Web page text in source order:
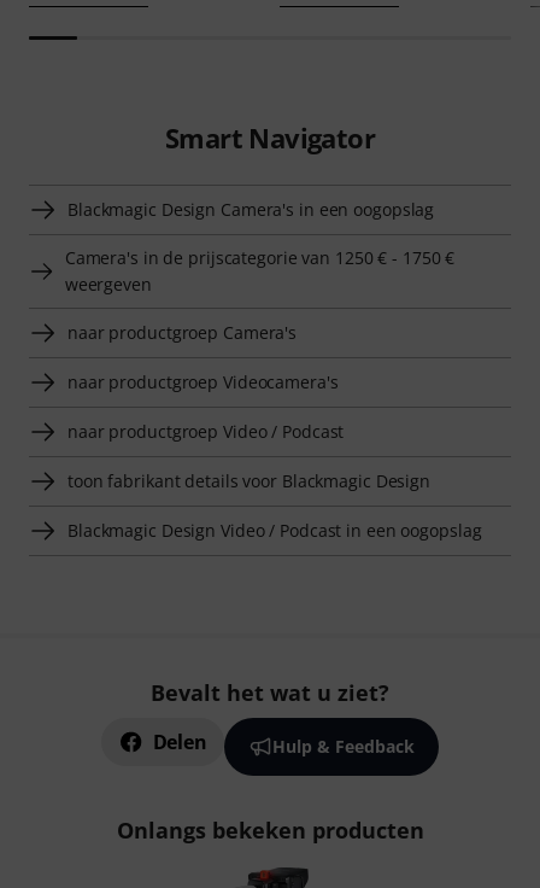
Smart Navigator
Blackmagic Design Camera's in een oogopslag
Camera's in de prijscategorie van 1250 € - 1750 €
weergeven
naar productgroep Camera's
naar productgroep Videocamera's
naar productgroep Video / Podcast
toon fabrikant details voor Blackmagic Design
Blackmagic Design Video / Podcast in een oogopslag
Bevalt het wat u ziet?
Delen Hulp & Feedback
Onlangs bekeken producten